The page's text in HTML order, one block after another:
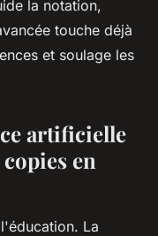
la notation,
touche déjà
et soulage les
artificielle
en
La